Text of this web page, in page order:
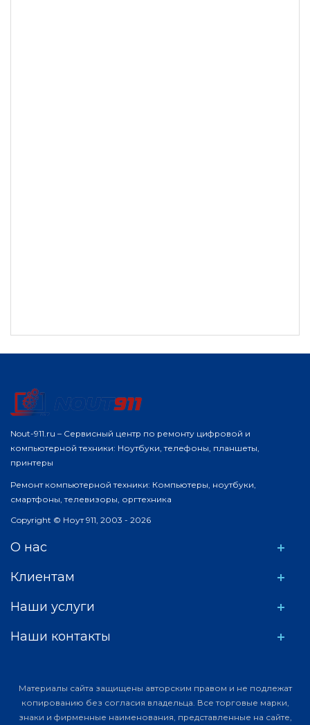
Nout-911.ru – Сервисный центр по ремонту цифровой и
компьютерной техники: Ноутбуки, телефоны, планшеты,
принтеры
Ремонт компьютерной техники: Компьютеры, ноутбуки,
смартфоны, телевизоры, оргтехника
Copyright © Ноут 911, 2003 - 2026
О нас
Клиентам
Наши услуги
Наши контакты
Материалы сайта защищены авторским правом и не подлежат
копированию без согласия владельца. Все торговые марки,
знаки и фирменные наименования, представленные на сайте,